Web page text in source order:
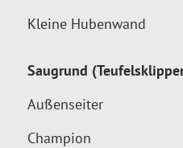
Kleine Hubenwand
Saugrund
Außenseiter
Champion